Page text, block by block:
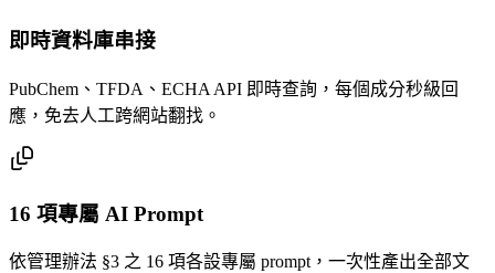
即時資料庫串接
PubChem、TFDA、ECHA API 即時查詢，每個成分秒級回
應，免去人工跨網站翻找。
16 項專屬 AI Prompt
依管理辦法 §3 之 16 項各設專屬 prompt，一次性產出全部文